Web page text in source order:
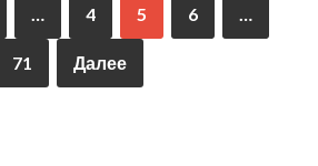
4 5 6
71 Далее